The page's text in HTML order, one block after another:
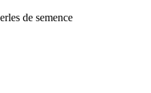
de semence